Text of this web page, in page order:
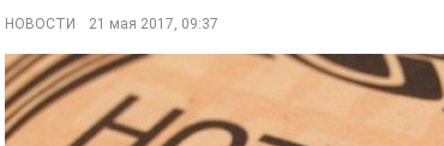
НОВОСТИ 21 мая 2017, 09:37